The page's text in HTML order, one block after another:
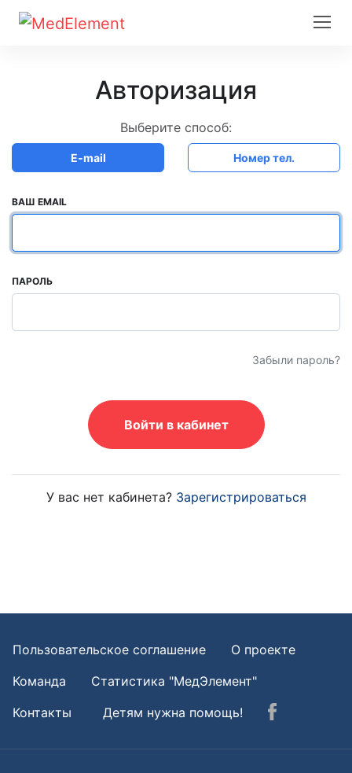
Авторизация
Выберите способ:
E-mail Номер тел.
ВАШ EMAIL
ПАРОЛЬ
Забыли пароль?
Войти в кабинет
У вас нет кабинета? Зарегистрироваться
Пользовательское соглашение
О проекте
Команда
Статистика "МедЭлемент"
Контакты
Детям нужна помощь!